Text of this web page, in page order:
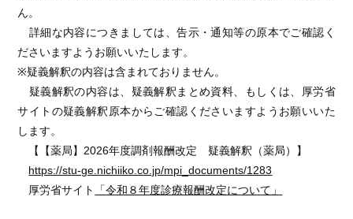
ん。
詳細な内容につきましては、告示・通知等の原本でご確認く
ださいますようお願いいたします。
※疑義解釈の内容は含まれておりません。
疑義解釈の内容は、疑義解釈まとめ資料、もしくは、厚労省
サイトの疑義解釈原本からご確認くださいますようお願いいた
します。
【【薬局】2026年度調剤報酬改定 疑義解釈（薬局）】
https://stu-ge.nichiiko.co.jp/mpi_documents/1283
厚労省サイト
「令和８年度診療報酬改定について」